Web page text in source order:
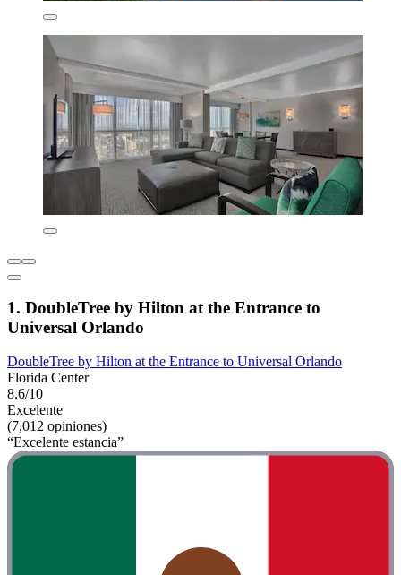
1. DoubleTree by Hilton at the Entrance to
Universal Orlando
DoubleTree by Hilton at the Entrance to Universal Orlando
Florida Center
8.6/10
Excelente
(7,012 opiniones)
“Excelente estancia”